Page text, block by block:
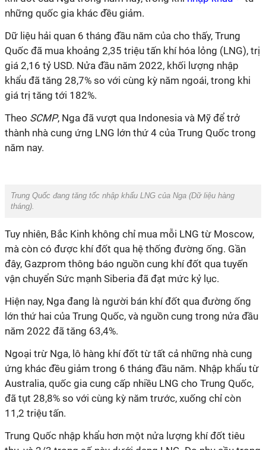
những quốc gia khác đều giảm.
Dữ liệu hải quan 6 tháng đầu năm của cho thấy, Trung
Quốc đã mua khoảng 2,35 triệu tấn khí hóa lỏng (LNG), trị
giá 2,16 tỷ USD. Nửa đầu năm 2022, khối lượng nhập
khẩu đã tăng 28,7% so với cùng kỳ năm ngoái, trong khi
giá trị tăng tới 182%.
Theo SCMP, Nga đã vượt qua Indonesia và Mỹ để trở
thành nhà cung ứng LNG lớn thứ 4 của Trung Quốc trong
năm nay.
Trung Quốc đang tăng tốc nhập khẩu LNG của Nga (Dữ liệu hàng
tháng).
Tuy nhiên, Bắc Kinh không chỉ mua mỗi LNG từ Moscow,
mà còn có được khí đốt qua hệ thống đường ống. Gần
đây, Gazprom thông báo nguồn cung khí đốt qua tuyến
vận chuyển Sức mạnh Siberia đã đạt mức kỷ lục.
Hiện nay, Nga đang là người bán khí đốt qua đường ống
lớn thứ hai của Trung Quốc, và nguồn cung trong nửa đầu
năm 2022 đã tăng 63,4%.
Ngoại trừ Nga, lô hàng khí đốt từ tất cả những nhà cung
ứng khác đều giảm trong 6 tháng đầu năm. Nhập khẩu từ
Australia, quốc gia cung cấp nhiều LNG cho Trung Quốc,
đã tụt 28,8% so với cùng kỳ năm trước, xuống chỉ còn
11,2 triệu tấn.
Trung Quốc nhập khẩu hơn một nửa lượng khí đốt tiêu